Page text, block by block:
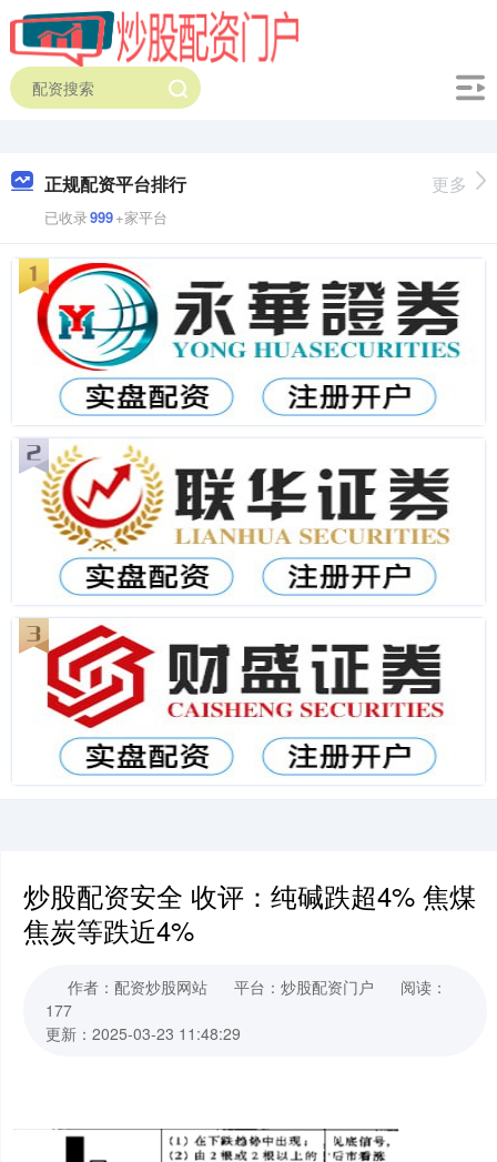
正规配资平台排行
已收录999+家平台
更多
炒股配资安全 收评：纯碱跌超4% 焦煤
焦炭等跌近4%
作者：配资炒股网站 平台：炒股配资门户
阅读：
177
更新：2025-03-23 11:48:29